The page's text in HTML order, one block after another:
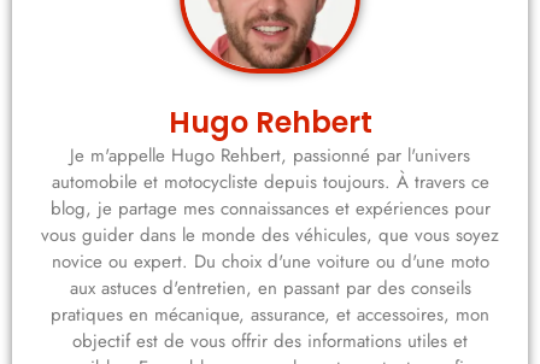
Hugo Rehbert
Je m'appelle Hugo Rehbert, passionné par l'univers
automobile et motocycliste depuis toujours. À travers ce
blog, je partage mes connaissances et expériences pour
vous guider dans le monde des véhicules, que vous soyez
novice ou expert. Du choix d'une voiture ou d'une moto
aux astuces d'entretien, en passant par des conseils
pratiques en mécanique, assurance, et accessoires, mon
objectif est de vous offrir des informations utiles et